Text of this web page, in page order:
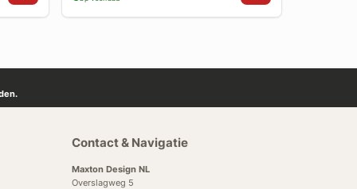
Contact & Navigatie
Maxton Design NL
Overslagweg 5